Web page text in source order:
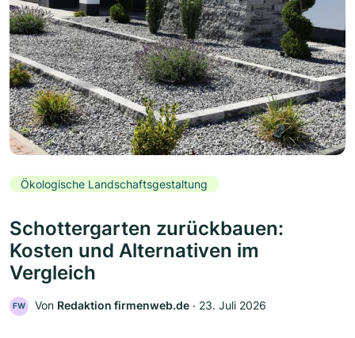
Ökologische Landschaftsgestaltung
Schottergarten zurückbauen:
Kosten und Alternativen im
Vergleich
FW Von Redaktion firmenweb.de ‧ 23. Juli 2026